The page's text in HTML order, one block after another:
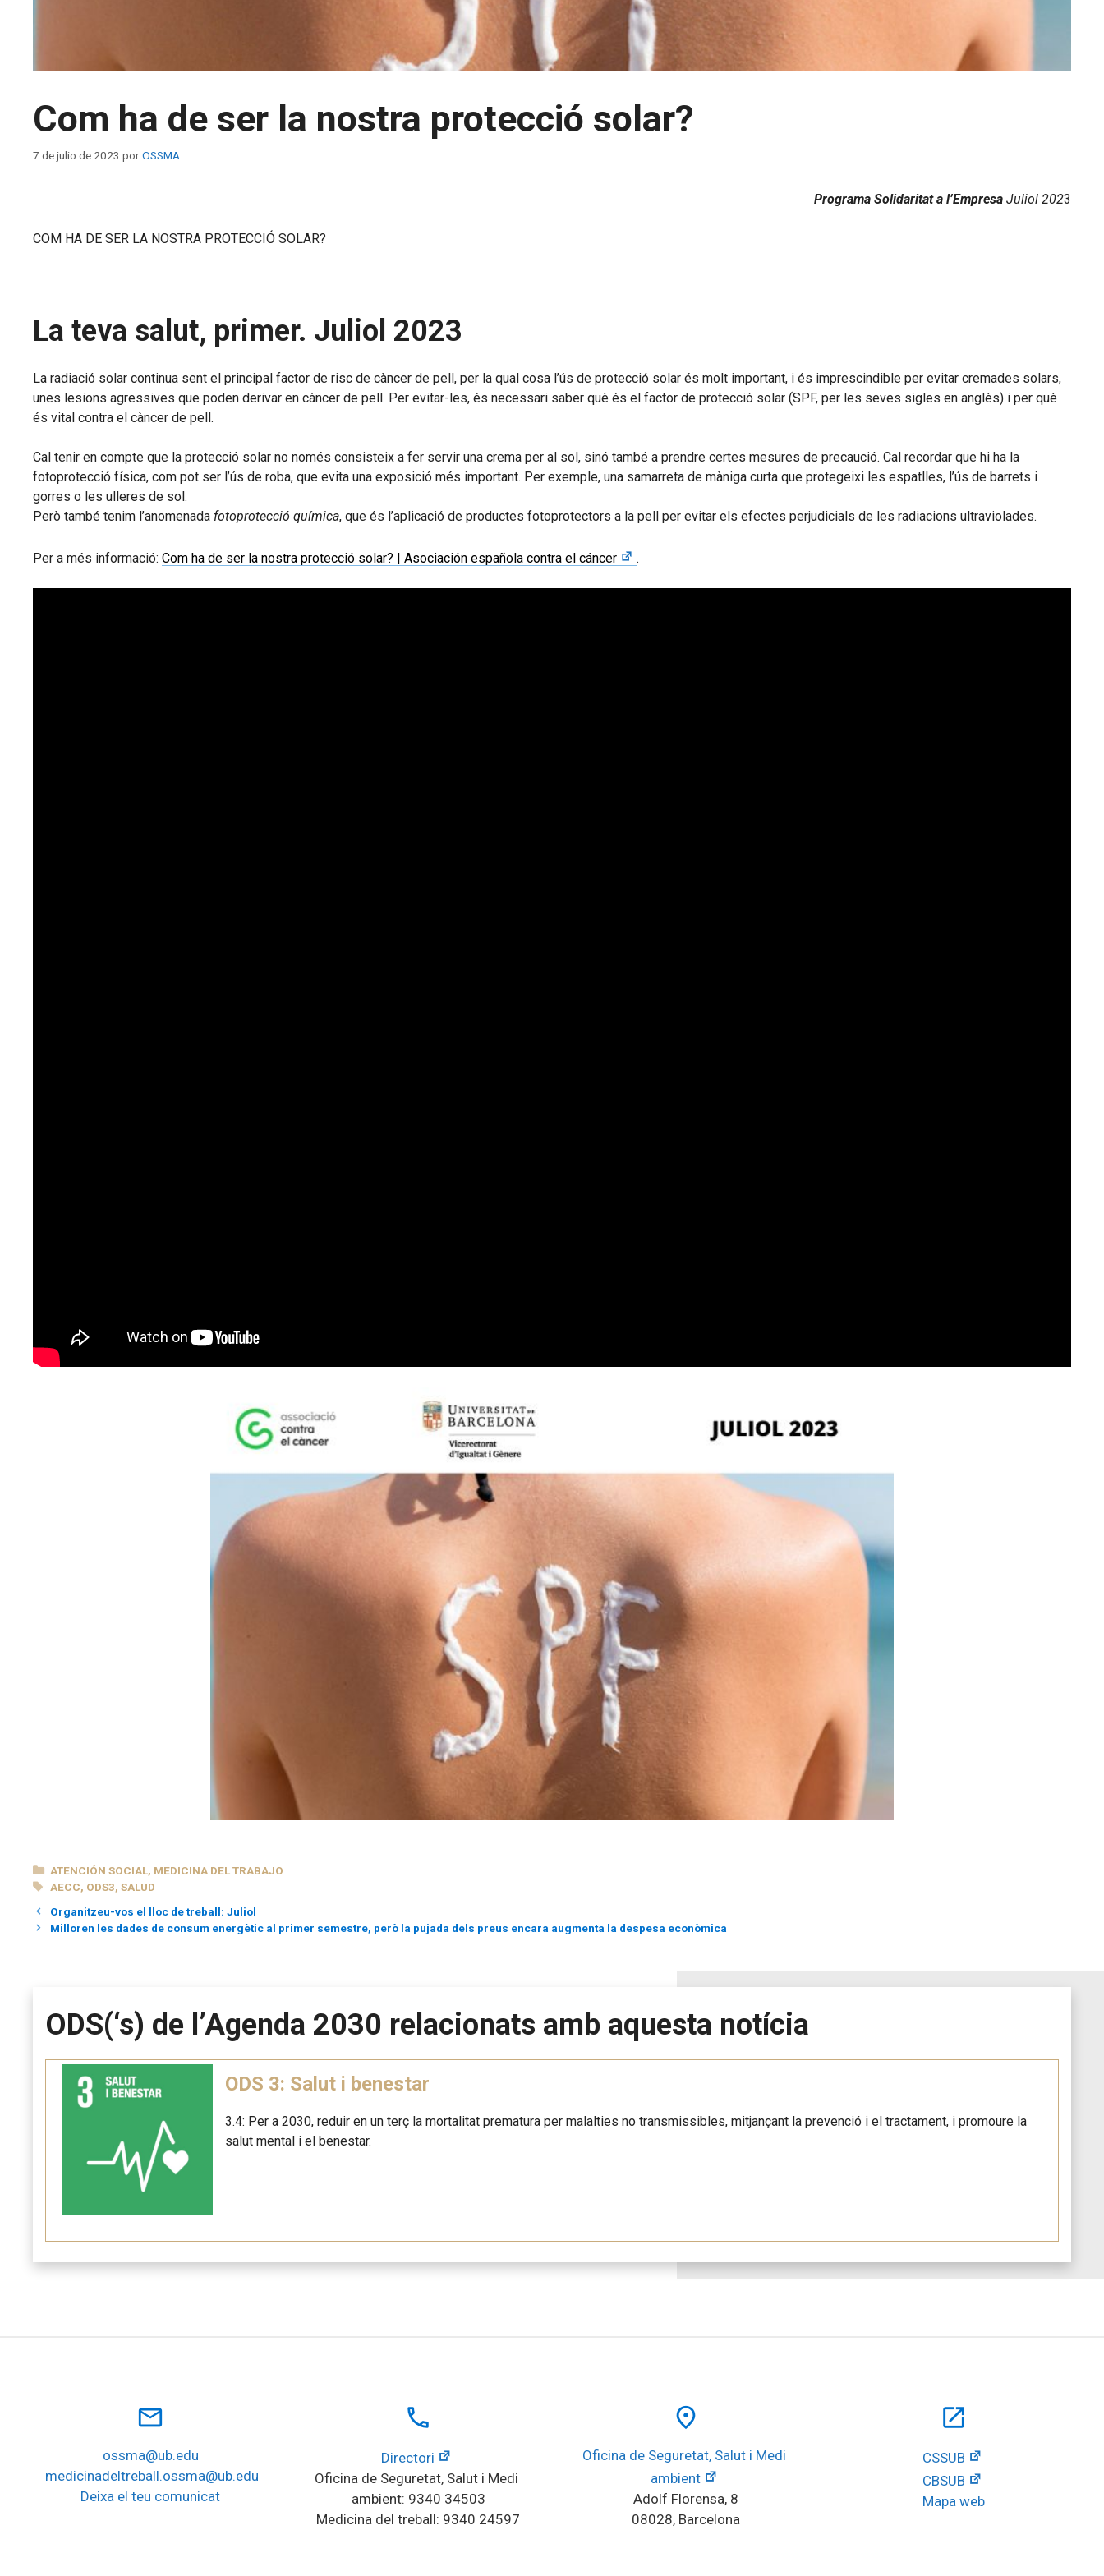
Com ha de ser la nostra protecció solar?
7 de julio de 2023 porOSSMA
Programa Solidaritat a l’Empresa Juliol 2023
COM HA DE SER LA NOSTRA PROTECCIÓ SOLAR?
La teva salut, primer. Juliol 2023
La radiació solar continua sent el principal factor de risc de càncer de pell, per la qual cosa l’ús de protecció solar és molt important, i és imprescindible per evitar cremades solars,
unes lesions agressives que poden derivar en càncer de pell. Per evitar-les, és necessari saber què és el factor de protecció solar (SPF, per les seves sigles en anglès) i per què
és vital contra el càncer de pell.
Cal tenir en compte que la protecció solar no només consisteix a fer servir una crema per al sol, sinó també a prendre certes mesures de precaució. Cal recordar que hi ha la
fotoprotecció física, com pot ser l’ús de roba, que evita una exposició més important. Per exemple, una samarreta de màniga curta que protegeixi les espatlles, l’ús de barrets i
gorres o les ulleres de sol.
Però també tenim l’anomenada fotoprotecció química, que és l’aplicació de productes fotoprotectors a la pell per evitar els efectes perjudicials de les radiacions ultraviolades.
Per a més informació: Com ha de ser la nostra protecció solar? | Asociación española contra el cáncer .
CATEGORÍAS
ATENCIÓN SOCIAL, MEDICINA DEL TRABAJO
ETIQUETAS
AECC, ODS3,SALUD
Organitzeu-vos el lloc de treball: Juliol
Milloren les dades de consum energètic al primer semestre, però la pujada dels preus encara augmenta la despesa econòmica
ODS(‘s) de l’Agenda 2030 relacionats amb aquesta notícia
ODS 3: Salut i benestar
3.4: Per a 2030, reduir en un terç la mortalitat prematura per malalties no transmissibles, mitjançant la prevenció i el tractament, i promoure la
salut mental i el benestar.
mail_outline
ossma@ub.edu
medicinadeltreball.ossma@ub.edu
Deixa el teu comunicat
local_phone
Directori
Oficina de Seguretat, Salut i Medi
ambient: 9340 34503
Medicina del treball: 9340 24597
place
Oficina de Seguretat, Salut i Medi
ambient
Adolf Florensa, 8
08028, Barcelona
open_in_new
CSSUB
CBSUB
Mapa web